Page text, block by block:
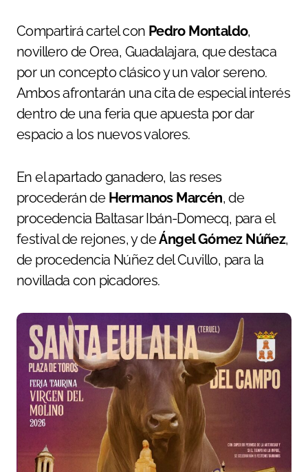
Compartirá cartel con Pedro Montaldo,
novillero de Orea, Guadalajara, que destaca
por un concepto clásico y un valor sereno.
Ambos afrontarán una cita de especial interés
dentro de una feria que apuesta por dar
espacio a los nuevos valores.
En el apartado ganadero, las reses
procederán de Hermanos Marcén, de
procedencia Baltasar Ibán-Domecq, para el
festival de rejones, y deÁngel Gómez Núñez,
de procedencia Núñez del Cuvillo, para la
novillada con picadores.